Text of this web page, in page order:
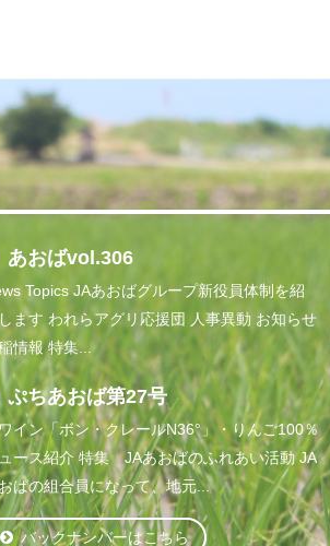
あおばvol.306
Topics JAあおばグループ新役員体制を紹
ます われらアグリ応援団 人事異動 お知らせ
情報 特集...
ぷちあおば第27号
イン「ボン・クレールN36°」・りんご100％
ース紹介 特集 JAあおばのふれあい活動 JA
ばの組合員になって、地元...
バックナンバーはこちら